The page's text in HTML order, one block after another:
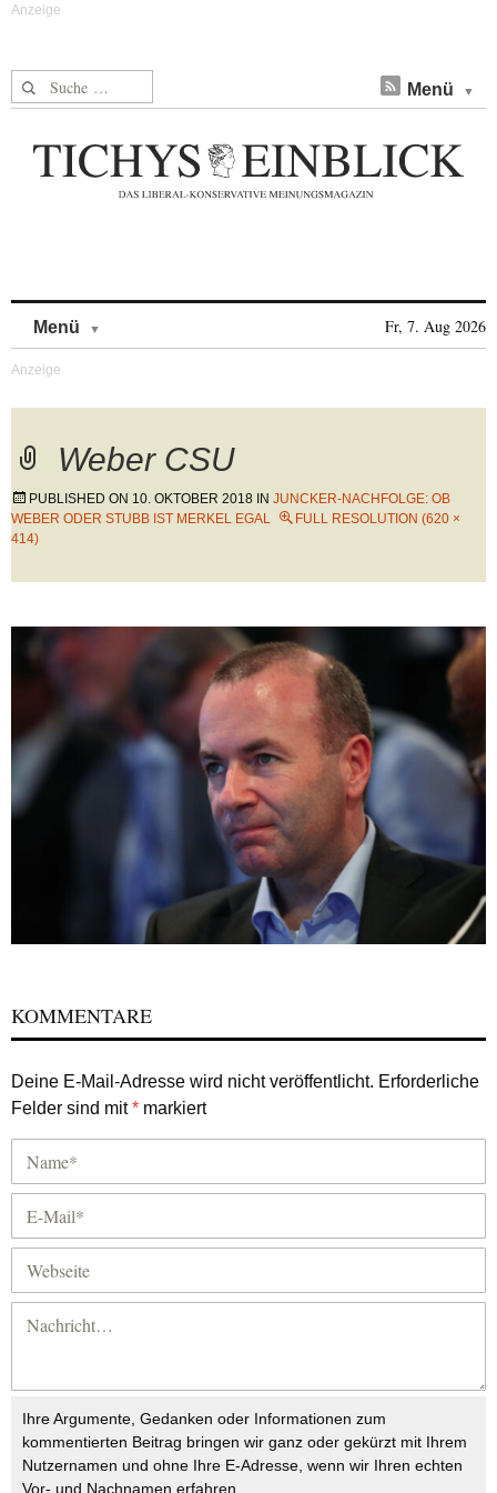
Suche nach: Menü
Menü Fr, 7. Aug 2026
Weber CSU
PUBLISHED ON 10. OKTOBER 2018 IN JUNCKER-NACHFOLGE: OB
WEBER ODER STUBB IST MERKEL EGAL
FULL RESOLUTION (620 ×
414)
KOMMENTARE
Deine E-Mail-Adresse wird nicht veröffentlicht. Erforderliche
Felder sind mit* markiert
Ihre Argumente, Gedanken oder Informationen zum
kommentierten Beitrag bringen wir ganz oder gekürzt mit Ihrem
Nutzernamen und ohne Ihre E-Adresse, wenn wir Ihren echten
Vor- und Nachnamen erfahren.